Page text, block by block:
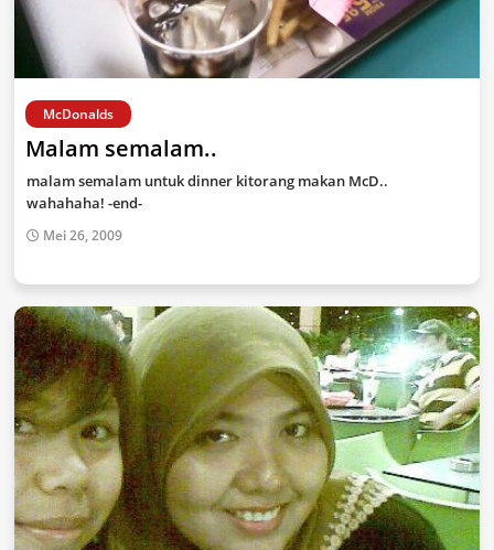
McDonalds
Malam semalam..
malam semalam untuk dinner kitorang makan McD..
wahahaha! -end-
Mei 26, 2009